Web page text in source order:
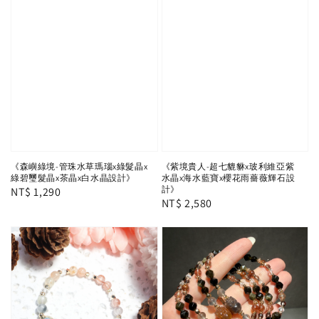
《森嶼綠境-管珠水草瑪瑙x綠髮晶x
綠碧璽髮晶x茶晶x白水晶設計》
Regular
NT$ 1,290
《紫境貴人-超七貔貅x玻利維亞紫
水晶x海水藍寶x櫻花雨薔薇輝石設
計》
Regular
NT$ 2,580